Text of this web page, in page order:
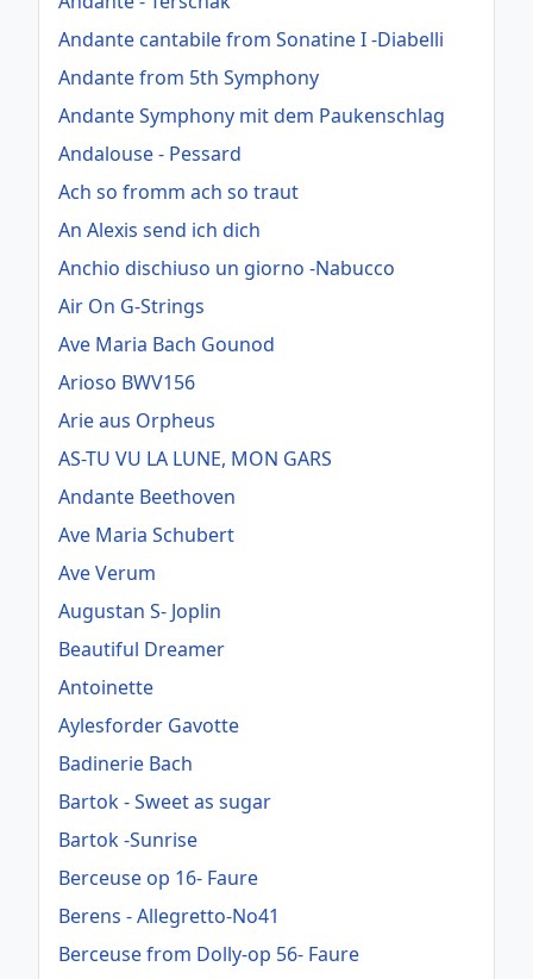
Andante cantabile from Sonatine I -Diabelli
Andante from 5th Symphony
Andante Symphony mit dem Paukenschlag
Andalouse - Pessard
Ach so fromm ach so traut
An Alexis send ich dich
Anchio dischiuso un giorno -Nabucco
Air On G-Strings
Ave Maria Bach Gounod
Arioso BWV156
Arie aus Orpheus
AS-TU VU LA LUNE, MON GARS
Andante Beethoven
Ave Maria Schubert
Ave Verum
Augustan S- Joplin
Beautiful Dreamer
Antoinette
Aylesforder Gavotte
Badinerie Bach
Bartok - Sweet as sugar
Bartok -Sunrise
Berceuse op 16- Faure
Berens - Allegretto-No41
Berceuse from Dolly-op 56- Faure